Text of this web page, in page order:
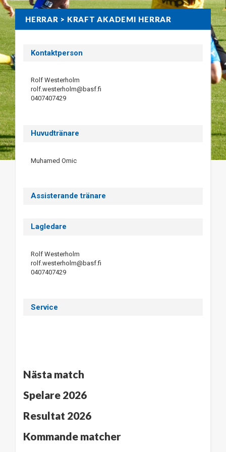
HERRAR > KRAFT AKADEMI HERRAR
Kontaktperson
Rolf Westerholm
rolf.westerholm@basf.fi
0407407429
Huvudtränare
Muhamed Omic
Assisterande tränare
Lagledare
Rolf Westerholm
rolf.westerholm@basf.fi
0407407429
Service
Nästa match
Spelare 2026
Resultat 2026
Kommande matcher